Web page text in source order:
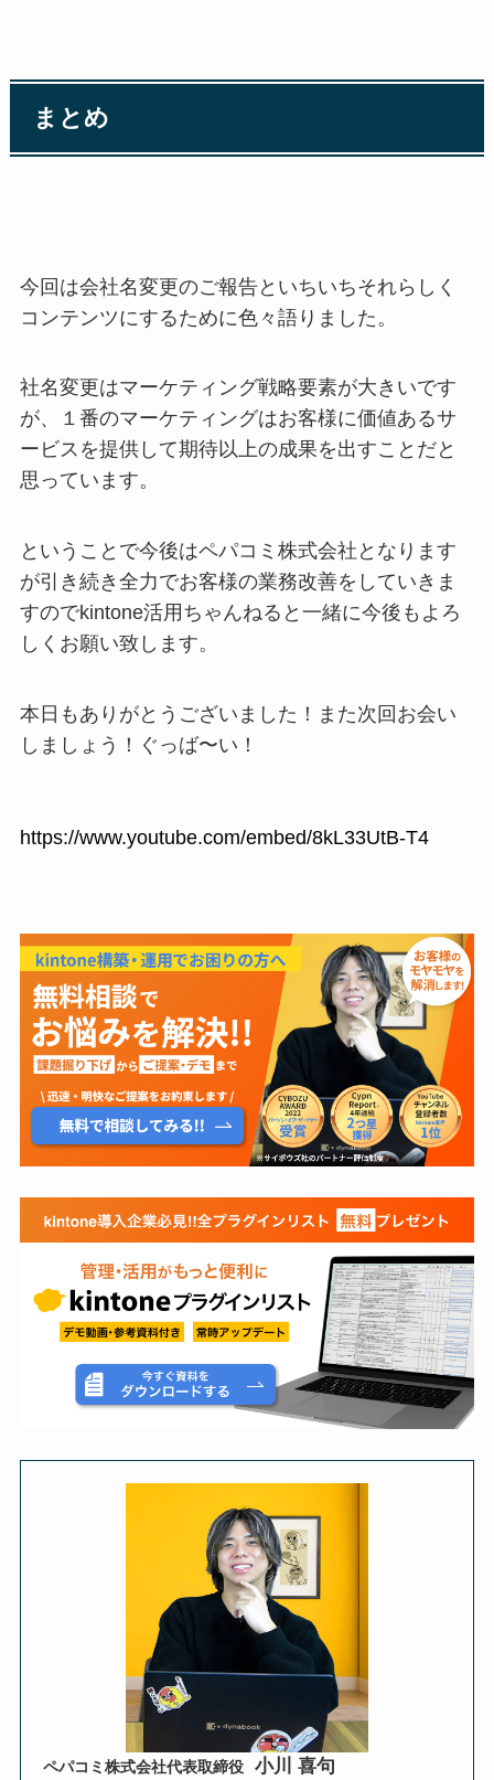
まとめ
今回は会社名変更のご報告といちいちそれらしく
コンテンツにするために色々語りました。
社名変更はマーケティング戦略要素が大きいです
が、１番のマーケティングはお客様に価値あるサ
ービスを提供して期待以上の成果を出すことだと
思っています。
ということで今後はペパコミ株式会社となります
が引き続き全力でお客様の業務改善をしていきま
すのでkintone活用ちゃんねると一緒に今後もよろ
しくお願い致します。
本日もありがとうございました！また次回お会い
しましょう！ぐっば〜い！
https://www.youtube.com/embed/8kL33UtB-T4
ペパコミ株式会社代表取締役 小川 喜句